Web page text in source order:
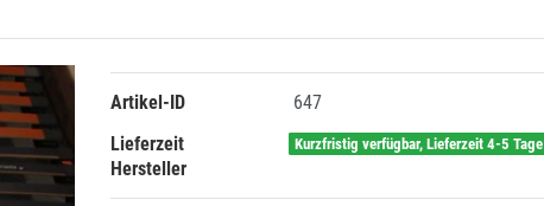
Artikel-ID
647
Lieferzeit
Kurzfristig verfügbar, Lieferzeit 4-5 Tage
Hersteller